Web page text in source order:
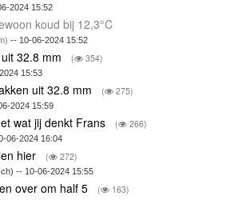
2024 15:52
koud bij 12,3°C
-- 10-06-2024 15:52
32.8 mm ( 354)
15:53
uit 32.8 mm ( 275)
2024 15:59
wat jij denkt Frans ( 266)
06-2024 16:04
hier ( 272)
-- 10-06-2024 15:55
over om half 5 ( 163)